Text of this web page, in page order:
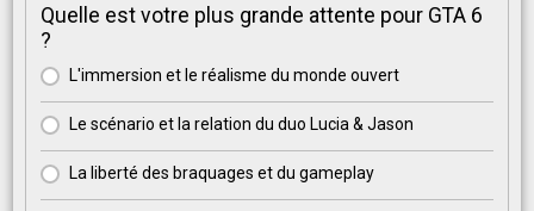
Quelle est votre plus grande attente pour GTA 6
?
L'immersion et le réalisme du monde ouvert
Le scénario et la relation du duo Lucia & Jason
La liberté des braquages et du gameplay